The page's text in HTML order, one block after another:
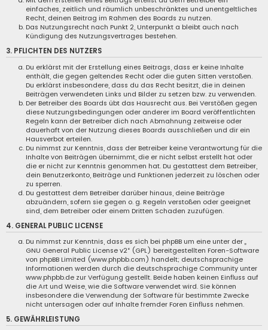
einfaches, zeitlich und räumlich unbeschränktes und unentgeltliches
Recht, deinen Beitrag im Rahmen des Boards zu nutzen.
Das Nutzungsrecht nach Punkt 2, Unterpunkt a bleibt auch nach
Kündigung des Nutzungsvertrages bestehen.
3. PFLICHTEN DES NUTZERS
Du erklärst mit der Erstellung eines Beitrags, dass er keine Inhalte
enthält, die gegen geltendes Recht oder die guten Sitten verstoßen.
Du erklärst insbesondere, dass du das Recht besitzt, die in deinen
Beiträgen verwendeten Links und Bilder zu setzen bzw. zu verwenden.
Der Betreiber des Boards übt das Hausrecht aus. Bei Verstößen gegen
diese Nutzungsbedingungen oder anderer im Board veröffentlichten
Regeln kann der Betreiber dich nach Abmahnung zeitweise oder
dauerhaft von der Nutzung dieses Boards ausschließen und dir ein
Hausverbot erteilen.
Du nimmst zur Kenntnis, dass der Betreiber keine Verantwortung für die
Inhalte von Beiträgen übernimmt, die er nicht selbst erstellt hat oder
die er nicht zur Kenntnis genommen hat. Du gestattest dem Betreiber,
dein Benutzerkonto, Beiträge und Funktionen jederzeit zu löschen oder
zu sperren.
Du gestattest dem Betreiber darüber hinaus, deine Beiträge
abzuändern, sofern sie gegen o. g. Regeln verstoßen oder geeignet
sind, dem Betreiber oder einem Dritten Schaden zuzufügen.
4. GENERAL PUBLIC LICENSE
Du nimmst zur Kenntnis, dass es sich bei phpBB um eine unter der „
GNU General Public License v2“ (GPL) bereitgestellten Foren-Software
von phpBB Limited (www.phpbb.com) handelt; deutschsprachige
Informationen werden durch die deutschsprachige Community unter
www.phpbb.de zur Verfügung gestellt. Beide haben keinen Einfluss auf
die Art und Weise, wie die Software verwendet wird. Sie können
insbesondere die Verwendung der Software für bestimmte Zwecke
nicht untersagen oder auf Inhalte fremder Foren Einfluss nehmen.
5. GEWÄHRLEISTUNG